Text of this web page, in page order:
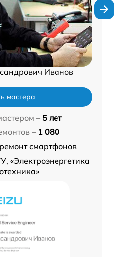
Иванов
мастера
– 5 лет
– 1 080
ремонт смартфонов
«Электроэнергетика